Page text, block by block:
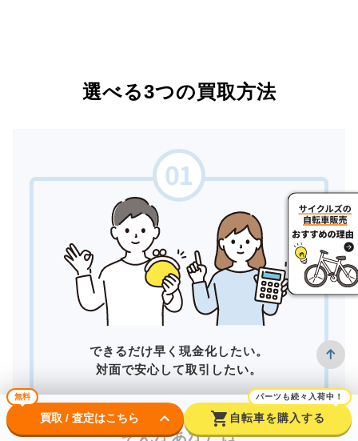
選べる3つの買取方法
できるだけ早く現金化したい。
対面で安心して取引したい。
そんなあなたは
無料
買取 / 査定はこちら keyboard_arrow_down shopping_cart
パーツも続々入荷中！
自転車を購入する